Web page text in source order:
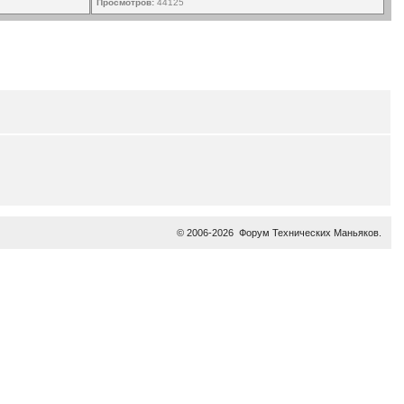
Просмотров: 44125
© 2006-2026Форум Технических Маньяков